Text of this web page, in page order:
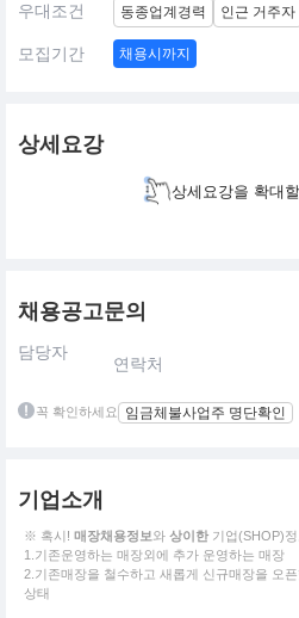
우대조건 동종업계경력 인근 거주자
모집기간 채용시까지
상세요강
상세요강을 확대
채용공고문의
담당자
연락처
꼭 확인하세요 임금체불사업주 명단확인
기업소개
※ 혹시! 매장채용정보와 상이한 기업(SHOP)
1.기존운영하는 매장외에 추가 운영하는 매장
2.기존매장을 철수하고 새롭게 신규매장을 오
상태